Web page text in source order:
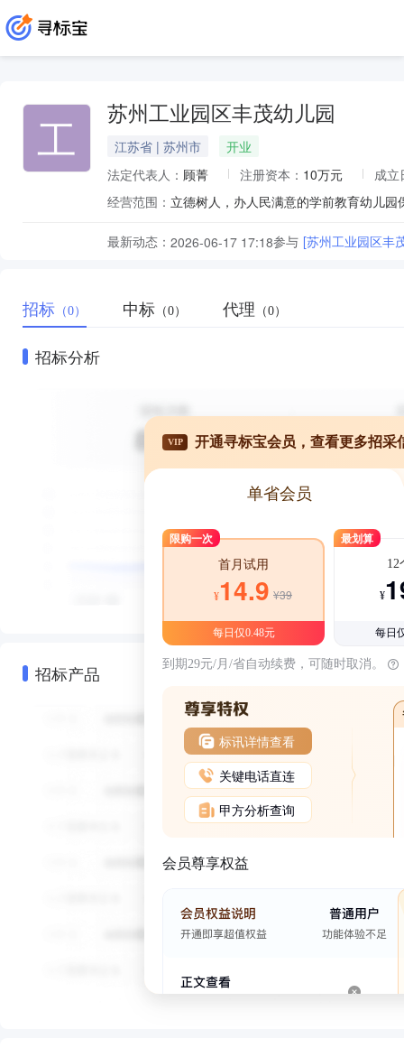
工 苏州工业园区丰茂幼儿园
江苏省 | 苏州市
开业
法定代表人： 顾菁 注册资本： 10万元
成立
经营范围： 立德树人，办人民满意的学前教育幼儿园
最新动态： 2026-06-17 17:18参与 [苏州工业园区丰
招标 （0） 中标 （0） 代理 （0）
招标分析
招标产品
VIP 开通寻标宝会员，查看更多招采
单省会员
限购一次
首月试用
¥14.9 ¥39
每日仅0.48元
最划算
12
¥
每日
到期29元/月/省自动续费，可随时取消。
标讯详情查看
关键电话直连
甲方分析查询
会员尊享权益